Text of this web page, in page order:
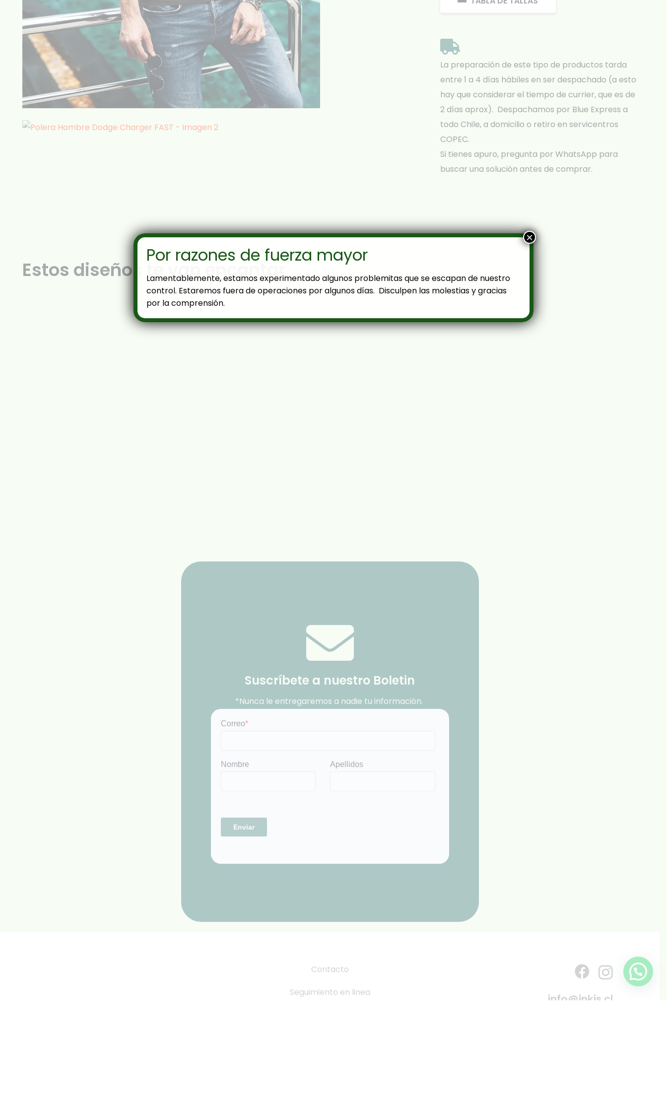
La preparación de este tipo de productos tarda
entre 1 a 4 días hábiles en ser despachado (a esto
hay que considerar el tiempo de currier, que es de
2 días aprox). Despachamos por Blue Express a
todo Chile, a domicilio o retiro en servicentros
COPEC.
Si tienes apuro, pregunta por WhatsApp para
buscar una solución antes de comprar.
Estos diseños te van encantar
Suscríbete a nuestro Boletin
*Nunca le entregaremos a nadie tu información.
Contacto
Seguimiento en linea
info@inkis.cl
Por razones de fuerza mayor
Lamentablemente, estamos experimentado algunos problemitas que se escapan de nuestro
control. Estaremos fuera de operaciones por algunos días. Disculpen las molestias y gracias
por la comprensión.
×